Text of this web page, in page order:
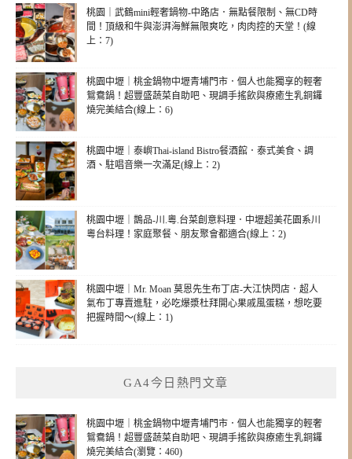
桃園｜武鶴mini輕奢鍋物-中路店．無點餐限制、無CD時
間！頂級和牛與澎湃海鮮無限爽吃，肉肉控的天堂！(線
上：7)
桃園中壢｜桃金鍋物中壢青埔門市．個人也能獨享的輕奢
鴛鴦鍋！超豐盛蔬菜自助吧、現調手搖飲與療癒生乳銅鑼
燒完美結合(線上：6)
桃園中壢｜泰嶼Thai-island Bistro餐酒館．泰式美食、調
酒、駐唱音樂一次滿足(線上：2)
桃園中壢｜鵲品-川.粵.台菜創意料理．中壢超美花園系川
粵台料理！家庭聚餐、朋友聚會都適合(線上：2)
桃園中壢｜Mr. Moan 莫恩先生布丁店-大江快閃店．超人
氣布丁專賣進駐，必吃爆漿杜拜開心果戚風蛋糕，想吃要
把握時間～(線上：1)
GA4今日熱門文章
桃園中壢｜桃金鍋物中壢青埔門市．個人也能獨享的輕奢
鴛鴦鍋！超豐盛蔬菜自助吧、現調手搖飲與療癒生乳銅鑼
燒完美結合(瀏覽：460)